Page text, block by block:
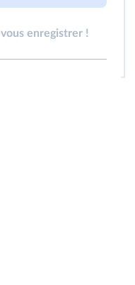
enregistrer !